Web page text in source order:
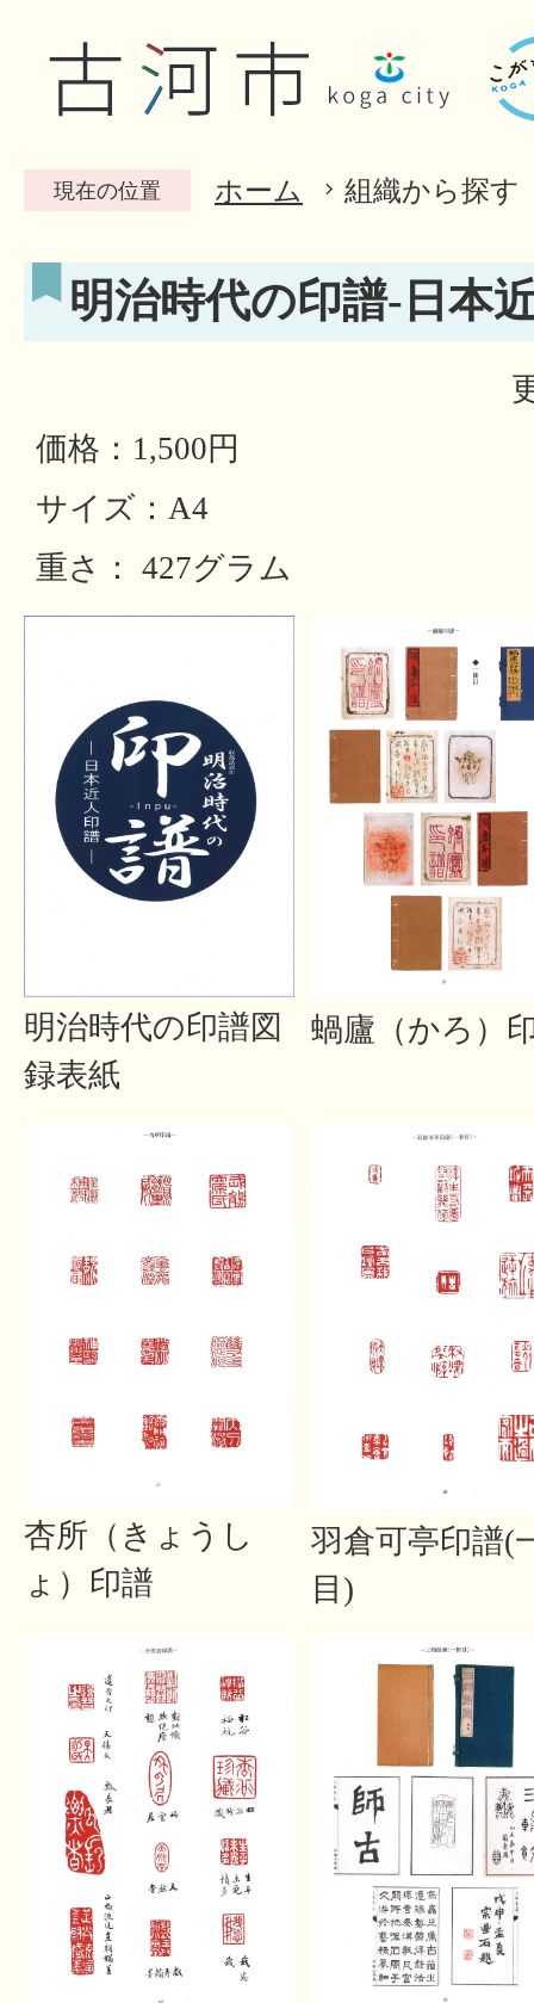
現在の位置 ホーム 組織から探す
明治時代の印譜-日本
価格：1,500円
サイズ：A4
重さ： 427グラム
明治時代の印譜図
録表紙
蝸廬（かろ）
杏所（きょうし
ょ）印譜
羽倉可亭印譜(
目)